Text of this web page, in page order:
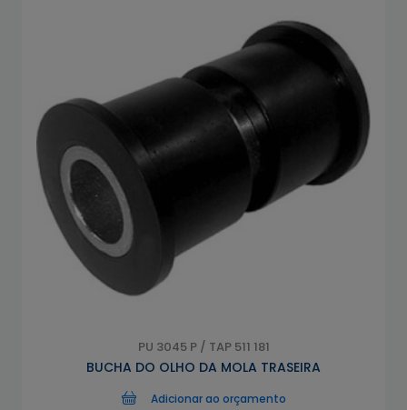
PU 3045 P / TAP 511 181
BUCHA DO OLHO DA MOLA TRASEIRA
Adicionar ao orçamento